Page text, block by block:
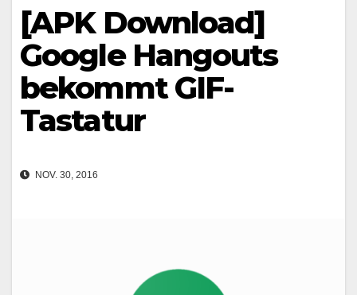
[APK Download]
Google Hangouts
bekommt GIF-
Tastatur
NOV. 30, 2016